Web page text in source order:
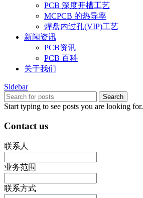
PCB 深度开槽工艺
MCPCB 的热导率
焊盘内过孔(VIP)工艺
新闻资讯
PCB资讯
PCB 百科
关于我们
Sidebar
Search
Start typing to see posts you are looking for.
Contact us
联系人
业务范围
联系方式